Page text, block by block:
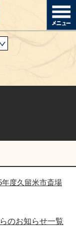
す
年度久留米市斎場
のお知らせ一覧